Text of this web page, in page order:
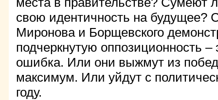
свою идентичность на будущее?
Миронова и Борщевского
подчеркнутую оппозиционность –
ошибка. Или они выжмут из
максимум. Или уйдут с
году.